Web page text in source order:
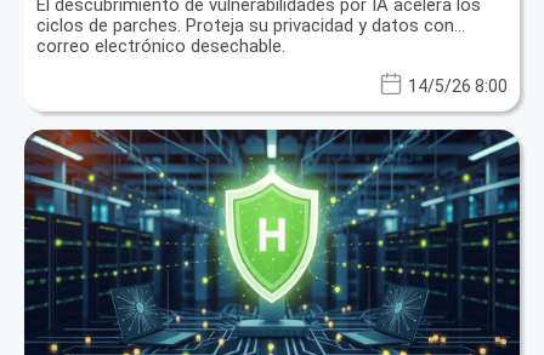
El descubrimiento de vulnerabilidades por IA acelera los
ciclos de parches. Proteja su privacidad y datos con
correo electrónico desechable.
14/5/26 8:00